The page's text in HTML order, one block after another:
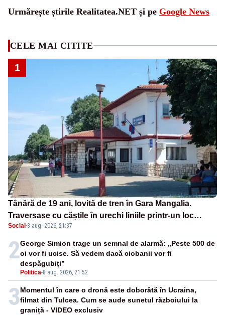
Urmărește știrile Realitatea.NET și pe Google News
CELE MAI CITITE
1
Tânără de 19 ani, lovită de tren în Gara Mangalia.
Traversase cu căștile în urechi liniile printr-un loc
nepermis
Social ·8 aug. 2026, 21:37
2
Politica-8 aug. 2026, 21:52
George Simion trage un semnal de alarmă: „Peste 500 de
oi vor fi ucise. Să vedem dacă ciobanii vor fi
despăgubiți”
3Momentul în care o dronă este doborâtă în Ucraina,
filmat din Tulcea. Cum se aude sunetul războiului la
graniță - VIDEO exclusiv